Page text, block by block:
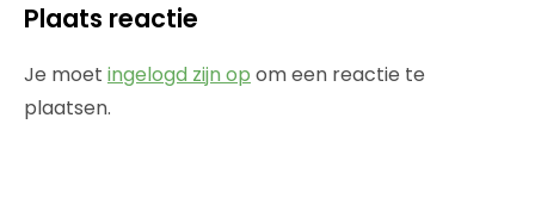
Plaats reactie
Je moet ingelogd zijn op om een reactie te
plaatsen.